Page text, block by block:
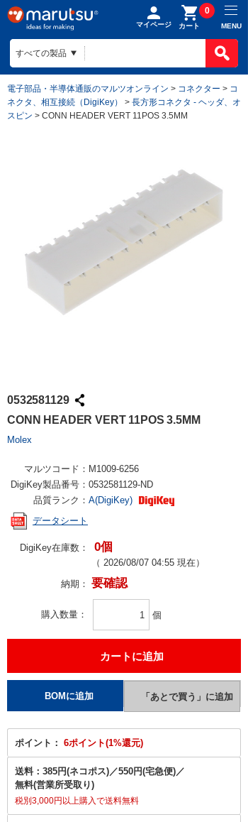
マイページ カート
0
MENU
電子部品・半導体通販のマルツオンライン > コネクター > コ
ネクタ、相互接続（DigiKey）
> 長方形コネクタ - ヘッダ、オ
スピン > CONN HEADER VERT 11POS 3.5MM
0532581129
CONN HEADER VERT 11POS 3.5MM
Molex
マルツコード： M1009-6256
DigiKey製品番号： 0532581129-ND
品質ランク： A(DigiKey)
データシート
DigiKey在庫数： 0個
（ 2026/08/07 04:55 現在）
納期： 要確認
購入数量 個
ポイント： 6ポイント(1%還元)
送料： 385円(ネコポス)／550円(宅急便)／
無料(営業所受取り)
税別3,000円以上購入で送料無料